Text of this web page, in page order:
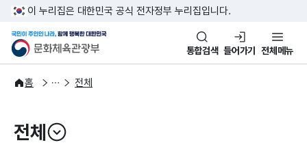
본문 바로가기
주메뉴 바로가기
이 누리집은 대한민국 공식 전자정부 누리집입니다.
문화체육관광부
국민이 주인인 나라, 함께 행복
통합검색 들어가기 전체메뉴
홈
주요정책
분야별 정책 전체
전체
열기